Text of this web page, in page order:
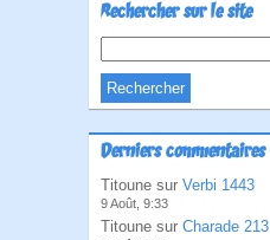
Rechercher sur le site
Derniers commentaires
Titoune sur Verbi 1443
9 Août, 9:33
Titoune sur Charade 213